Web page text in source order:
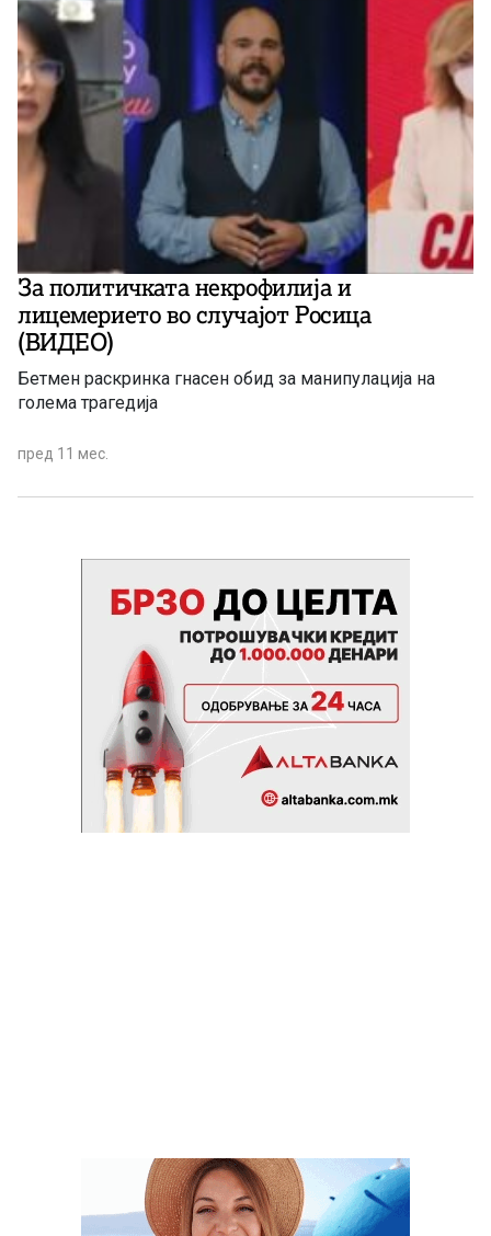
За политичката некрофилија и
лицемерието во случајот Росица
(ВИДЕО)
Бетмен раскринка гнасен обид за манипулација на
голема трагедија
пред 11 мес.